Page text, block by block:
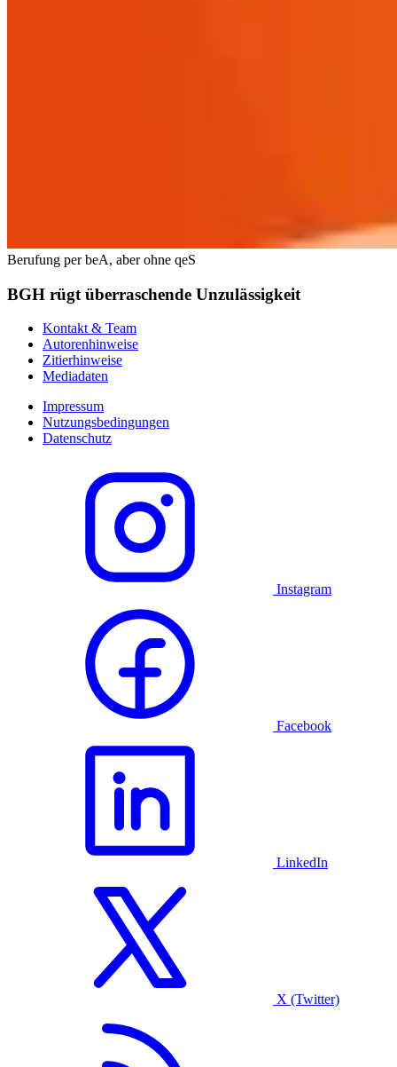
Berufung per beA, aber ohne qeS
BGH rügt überraschende Unzulässigkeit
Kontakt & Team
Autorenhinweise
Zitierhinweise
Mediadaten
Impressum
Nutzungsbedingungen
Datenschutz
Instagram
Facebook
LinkedIn
X (Twitter)